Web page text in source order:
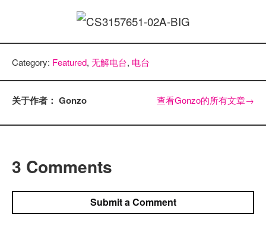
Category: Featured, 无解电台, 电台
关于作者： Gonzo 查看Gonzo的所有文章→
3 Comments
Submit a Comment